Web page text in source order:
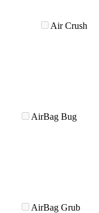
Air Crush
AirBag Bug
AirBag Grub